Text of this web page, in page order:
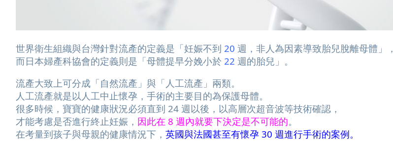
世界衛生組織與台灣針對流產的定義是「妊娠不到 20 週，非人為因素導致胎兒脫離母體」，
而日本婦產科協會的定義則是「母體提早分娩小於 22 週的胎兒」。
流產大致上可分成「自然流產」與「人工流產」兩類。
人工流產就是以人工中止懷孕，手術的主要目的為保護母體。
很多時候，寶寶的健康狀況必須直到 24 週以後，以高層次超音波等技術確認，
才能考慮是否進行終止妊娠， 因此在 8 週內就要下決定是不可能的。
在考量到孩子與母親的健康情況下， 英國與法國甚至有懷孕 30 週進行手術的案例。